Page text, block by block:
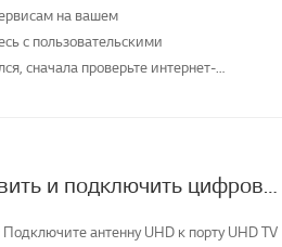
на вашем
с пользовательскими
сначала проверьте интернет-
[LG TV] Я хочу узнать, как установить и подключить цифровую антенну (UHD) и смотреть телевизор
антенну UHD к порту UHD TV